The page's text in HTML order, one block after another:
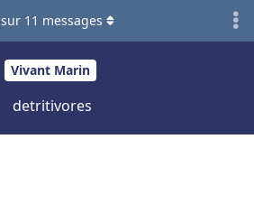
Vivant Marin
detritivores
sur 11 messages